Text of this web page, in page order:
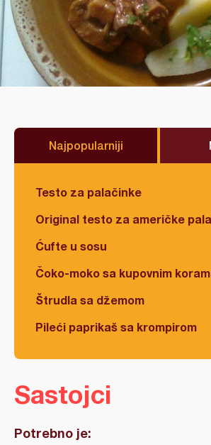
Najpopularniji
Testo za palačinke
Original testo za američke
Ćufte u sosu
Čoko-moko sa kupovnim
Štrudla sa džemom
Pileći paprikaš sa krompirom
Sastojci
Potrebno je: